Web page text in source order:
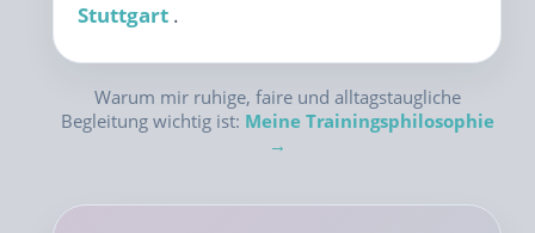
Stuttgart .
Warum mir ruhige, faire und alltagstaugliche
Begleitung wichtig ist: Meine Trainingsphilosophie
→